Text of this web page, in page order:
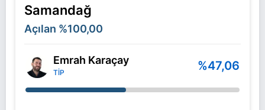
Samandağ
Açılan %100,00
Emrah Karaçay
TİP %47,06